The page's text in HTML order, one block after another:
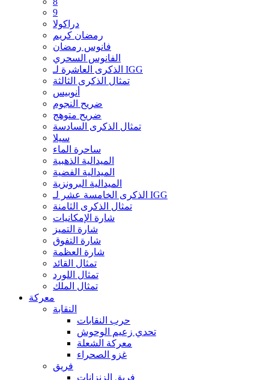
9
دراكولا
رمضان كريم
فانوس رمضان
الفانوس السحري
الذكرى العاشرة لـ IGG
تمثال الذكرى الثالثة
أنوبيس
ضريح النجوم
ضريح متوهج
تمثال الذكرى السادسة
سيلا
ساحرة الماء
الميدالية الذهبية
الميدالية الفضية
الميدالية البرونزية
الذكرى الخامسة عشر لـ IGG
تمثال الذكرى الثامنة
شارة الإمكانيات
شارة التميز
شارة التفوق
شارة العظمة
تمثال القائد
تمثال اللورد
تمثال الملك
معركة
النقابة
حرب النقابات
تحدي زعيم الوحوش
معركة الشعلة
غزو الصحراء
فريق
فريق الزنزانات